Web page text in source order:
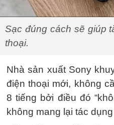
Sạc đúng cách sẽ giúp
thoại.
Nhà sản xuất Sony
điện thoại mới, không
8 tiếng bởi điều đó
không mang lại tác dụng